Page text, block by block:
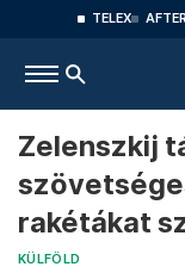
TELEX
Zelenszkij
rakétákat
KÜLFÖLD